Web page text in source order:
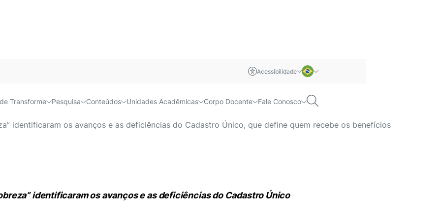
Acessibilidade
Português
Transforme Pesquisa Conteúdos Unidades Acadêmicas Corpo Docente Fale Conosco
o mapa da renda no Brasil
identificaram os avanços e as deficiências do Cadastro Único, que define quem recebe os benefícios
identificaram os avanços e as deficiências do Cadastro Único